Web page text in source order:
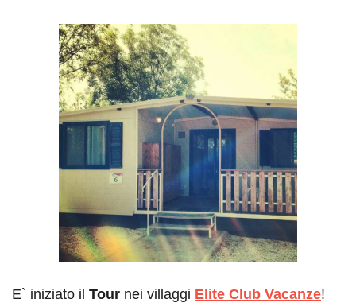
E` iniziato il Tour nei villaggi Elite Club Vacanze!